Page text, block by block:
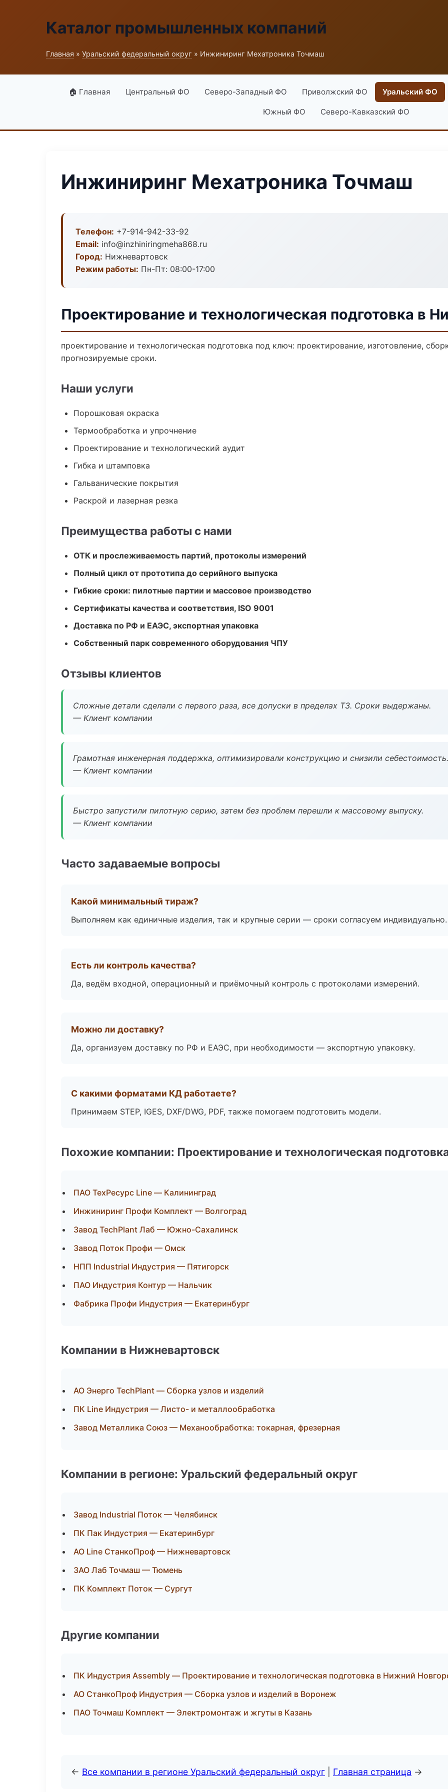
Каталог промышленных компаний
Главная » Уральский федеральный округ » Инжиниринг Мехатроника Точмаш
🏠 Главная Центральный ФО Северо-Западный ФО Приволжский ФО Уральский ФО
Южный ФО Северо-Кавказский ФО
Инжиниринг Мехатроника Точмаш
Телефон: +7-914-942-33-92
Email: info@inzhiniringmeha868.ru
Город: Нижневартовск
Режим работы: Пн-Пт: 08:00-17:00
Проектирование и технологическая подготовка в
проектирование и технологическая подготовка под ключ: проектирование, изготовление,
прогнозируемые сроки.
Наши услуги
Порошковая окраска
Термообработка и упрочнение
Проектирование и технологический аудит
Гибка и штамповка
Гальванические покрытия
Раскрой и лазерная резка
Преимущества работы с нами
ОТК и прослеживаемость партий, протоколы измерений
Полный цикл от прототипа до серийного выпуска
Гибкие сроки: пилотные партии и массовое производство
Сертификаты качества и соответствия, ISO 9001
Доставка по РФ и ЕАЭС, экспортная упаковка
Собственный парк современного оборудования ЧПУ
Отзывы клиентов
Сложные детали сделали с первого раза, все допуски в пределах ТЗ. Сроки выдержаны.
— Клиент компании
Грамотная инженерная поддержка, оптимизировали конструкцию и снизили себестоимость.
— Клиент компании
Быстро запустили пилотную серию, затем без проблем перешли к массовому выпуску.
— Клиент компании
Часто задаваемые вопросы
Какой минимальный тираж?
Выполняем как единичные изделия, так и крупные серии — сроки согласуем индивидуально.
Есть ли контроль качества?
Да, ведём входной, операционный и приёмочный контроль с протоколами измерений.
Можно ли доставку?
Да, организуем доставку по РФ и ЕАЭС, при необходимости — экспортную упаковку.
С какими форматами КД работаете?
Принимаем STEP, IGES, DXF/DWG, PDF, также помогаем подготовить модели.
Похожие компании: Проектирование и технологическая
ПАО ТехРесурс Line — Калининград
Инжиниринг Профи Комплект — Волгоград
Завод TechPlant Лаб — Южно-Сахалинск
Завод Поток Профи — Омск
НПП Industrial Индустрия — Пятигорск
ПАО Индустрия Контур — Нальчик
Фабрика Профи Индустрия — Екатеринбург
Компании в Нижневартовск
АО Энерго TechPlant — Сборка узлов и изделий
ПК Line Индустрия — Листо- и металлообработка
Завод Металлика Союз — Механообработка: токарная, фрезерная
Компании в регионе: Уральский федеральный округ
Завод Industrial Поток — Челябинск
ПК Пак Индустрия — Екатеринбург
АО Line СтанкоПроф — Нижневартовск
ЗАО Лаб Точмаш — Тюмень
ПК Комплект Поток — Сургут
Другие компании
ПК Индустрия Assembly — Проектирование и технологическая подготовка в Нижний
АО СтанкоПроф Индустрия — Сборка узлов и изделий в Воронеж
ПАО Точмаш Комплект — Электромонтаж и жгуты в Казань
← Все компании в регионе Уральский федеральный округ Главная страница →